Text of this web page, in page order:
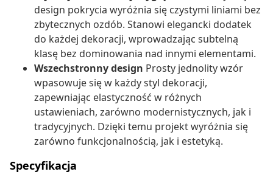
design pokrycia wyróżnia się czystymi liniami bez
zbytecznych ozdób. Stanowi elegancki dodatek
do każdej dekoracji, wprowadzając subtelną
klasę bez dominowania nad innymi elementami.
Wszechstronny design Prosty jednolity wzór
wpasowuje się w każdy styl dekoracji,
zapewniając elastyczność w różnych
ustawieniach, zarówno modernistycznych, jak i
tradycyjnych. Dzięki temu projekt wyróżnia się
zarówno funkcjonalnością, jak i estetyką.
Specyfikacja